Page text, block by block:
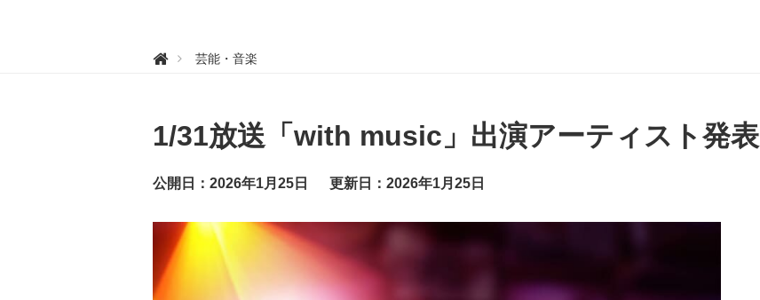
グ
ー
ス
芸能・音楽
1/31放送「with music」出演アーティスト発表
公開日：2026年1月25日 更新日：2026年1月25日